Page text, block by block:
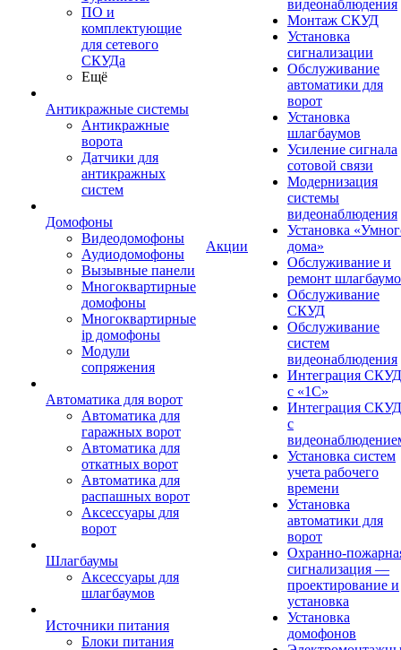
ПО и
комплектующие
для сетевого
СКУДа
Ещё
Антикражные системы
Антикражные
ворота
Датчики для
антикражных
систем
Домофоны
Видеодомофоны
Аудиодомофоны
Вызывные панели
Многоквартирные
домофоны
Многоквартирные
ip домофоны
Модули
сопряжения
Автоматика для ворот
Автоматика для
гаражных ворот
Автоматика для
откатных ворот
Автоматика для
распашных ворот
Аксессуары для
ворот
Шлагбаумы
Аксессуары для
шлагбаумов
Источники питания
Блоки питания
Акции
видеонаблюдения
Монтаж СКУД
Установка
сигнализации
Обслуживание
автоматики для
ворот
Установка
шлагбаумов
Усиление сигнала
сотовой связи
Модернизация
системы
видеонаблюдения
Установка
дома»
Обслуживание и
ремонт
Обслуживание
СКУД
Обслуживание
систем
видеонаблюдения
Интеграция СКУД
с «1С»
Интеграция СКУД
с
Установка систем
учета рабочего
времени
Установка
автоматики для
ворот
Охранно-
сигнализация —
проектирование и
установка
Установка
домофонов